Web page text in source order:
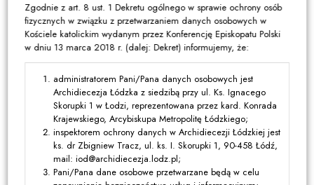
04:03 | 5 SIERPNIA 2026
XIX Niedziela Zwykła - 9 VIII
2026
12:03 | 5 SIERPNIA 2026
Odpust Wniebowzięcia
Najświętszej Maryi Panny w
Starych Skoszewach
Zgodnie z art. 8 ust. 1 Dekretu ogólnego w sprawie ochrony osób
fizycznych w związku z przetwarzaniem danych osobowych w
Kościele katolickim wydanym przez Konferencję Episkopatu Polski
w dniu 13 marca 2018 r. (dalej: Dekret) informujemy, że:
administratorem Pani/Pana danych osobowych jest
Archidiecezja Łódzka z siedzibą przy ul. Ks. Ignacego
Skorupki 1 w Łodzi, reprezentowana przez kard. Konrada
Krajewskiego, Arcybiskupa Metropolitę Łódzkiego;
inspektorem ochrony danych w Archidiecezji Łódzkiej jest
ks. dr Zbigniew Tracz, ul. ks. I. Skorupki 1, 90-458 Łódź,
mail: iod@archidiecezja.lodz.pl;
Pani/Pana dane osobowe przetwarzane będą w celu